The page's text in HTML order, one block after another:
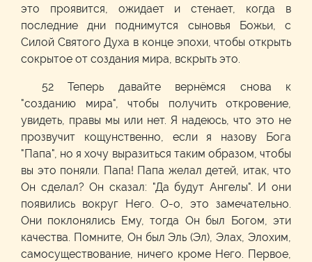
это проявится, ожидает и стенает, когда в
последние дни поднимутся сыновья Божьи, с
Силой Святого Духа в конце эпохи, чтобы открыть
сокрытое от создания мира, вскрыть это.
52 Теперь давайте вернёмся снова к
"созданию мира", чтобы получить откровение,
увидеть, правы мы или нет. Я надеюсь, что это не
прозвучит кощунственно, если я назову Бога
"Папа", но я хочу выразиться таким образом, чтобы
вы это поняли. Папа! Папа желал детей, итак, что
Он сделал? Он сказал: "Да будут Ангелы". И они
появились вокруг Него. О-о, это замечательно.
Они поклонялись Ему, тогда Он был Богом, эти
качества. Помните, Он был Эль (Эл), Элах, Элохим,
самосуществование, ничего кроме Него. Первое,